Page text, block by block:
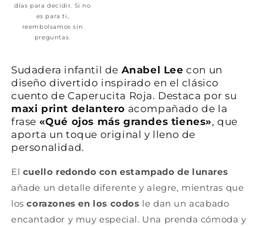
días para decidir. Si no
es para ti,
reembolsamos sin
preguntas.
Sudadera infantil de Anabel Lee con un
diseño divertido inspirado en el clásico
cuento de Caperucita Roja. Destaca por su
maxi print delantero acompañado de la
frase «Qué ojos más grandes tienes», que
aporta un toque original y lleno de
personalidad.
El cuello redondo con estampado de lunares
añade un detalle diferente y alegre, mientras que
loscorazones en los codos le dan un acabado
encantador y muy especial. Una prenda cómoda y